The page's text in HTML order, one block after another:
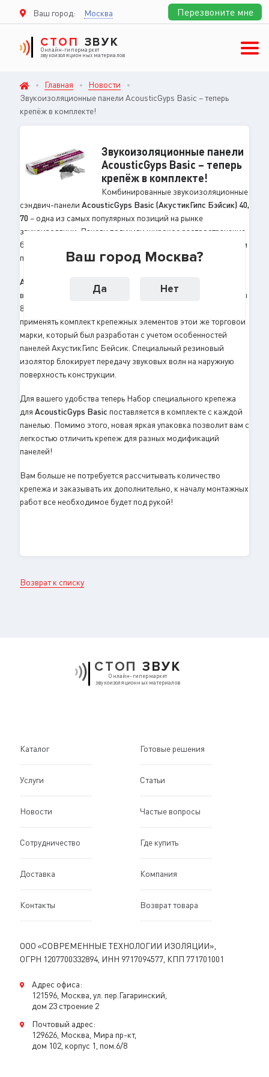
Ваш город: Москва
Ваш город Москва?
Да Нет
СТОП ЗВУК
Онлайн-гипермаркет
звукоизоляционных материалов
Перезвоните мне
Главная
Новости
Звукоизоляционные панели AcousticGyps Basic – теперь
крепёж в комплекте!
Звукоизоляционные панели
AcousticGyps Basic – теперь
крепёж в комплекте!
Комбинированные звукоизоляционные
сэндвич-панели AcousticGyps Basic (АкустикГипс Бэйсик) 40,
70– одна из самых популярных позиций на рынке
звукоизоляции. Панели получили широкое распространение
благодаря простоте монтажа и высоким звукоизоляционным
показателям.
AcousticGyps Basic
время на работы по установке. В каждой панели заготовлены
8 крепежных отверстий. При монтаже рекомендуется
применять комплект крепежных элементов этой же торговой
марки, который был разработан с учетом особенностей
панелей АкустикГипс Бейсик. Специальный резиновый
изолятор блокирует передачу звуковых волн на наружную
поверхность конструкции.
Для вашего удобства теперь Набор специального крепежа
для AcousticGyps Basic поставляется в комплекте с каждой
панелью. Помимо этого, новая яркая упаковка позволит вам с
легкостью отличить крепеж для разных модификаций
панелей!
Вам больше не потребуется рассчитывать количество
крепежа и заказывать их дополнительно, к началу монтажных
работ все необходимое будет под рукой!
Возврат к списку
СТОП ЗВУК
Онлайн-гипермаркет
звукоизоляционных материалов
Каталог Готовые решения
Услуги Статьи
Новости Частые вопросы
Сотрудничество Где купить
Доставка Компания
Контакты Возврат товара
ООО «СОВРЕМЕННЫЕ ТЕХНОЛОГИИ ИЗОЛЯЦИИ»,
ОГРН 1207700332894, ИНН 9717094577, КПП 771701001
Адрес офиса:
121596, Москва, ул. пер.Гагаринский,
дом 23 строение 2
Почтовый адрес:
129626, Москва, Мира пр-кт,
дом 102, корпус 1, пом.6/8